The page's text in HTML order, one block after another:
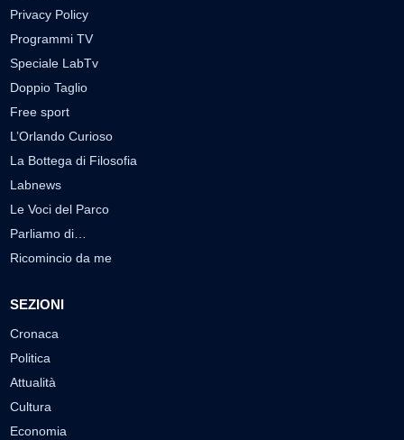
Privacy Policy
Programmi TV
Speciale LabTv
Doppio Taglio
Free sport
L’Orlando Curioso
La Bottega di Filosofia
Labnews
Le Voci del Parco
Parliamo di…
Ricomincio da me
SEZIONI
Cronaca
Politica
Attualità
Cultura
Economia